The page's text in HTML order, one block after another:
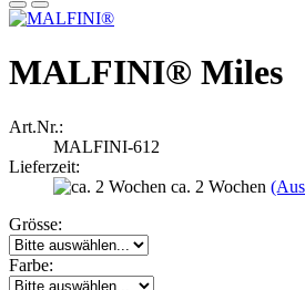
MALFINI® Miles
Art.Nr.:
MALFINI-612
Lieferzeit:
ca. 2 Wochen
Grösse:
Farbe: